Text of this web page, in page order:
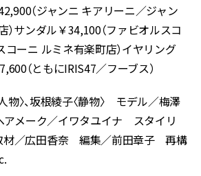
（ジャンニ キアリーニ／ジャン
）サンダル￥34,100（ファビオルスコ
ーニ ルミネ有楽町店）イヤリング
（ともにIRIS47／フーブス）
物〉、坂根綾子〈静物〉 モデル／梅澤
アメーク／イワタユイナ スタイリ
／広田香奈 編集／前田章子 再構